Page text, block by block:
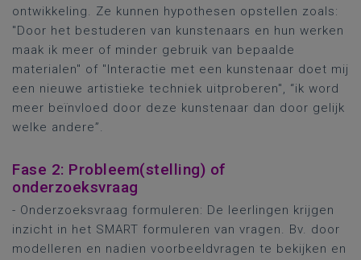
ontwikkeling. Ze kunnen hypothesen opstellen zoals:
"Door het bestuderen van kunstenaars en hun werken
maak ik meer of minder gebruik van bepaalde
materialen" of "Interactie met een kunstenaar doet mij
een nieuwe artistieke techniek uitproberen", “ik word
meer beïnvloed door deze kunstenaar dan door gelijk
welke andere”.
Fase 2: Probleem(stelling) of
onderzoeksvraag
- Onderzoeksvraag formuleren: De leerlingen krijgen
inzicht in het SMART formuleren van vragen. Bv. door
modelleren en nadien voorbeeldvragen te bekijken en